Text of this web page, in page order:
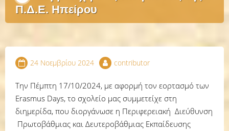
Π.Δ.Ε. Ηπείρου
24 Νοεμβρίου 2024 contributor
Την Πέμπτη 17/10/2024, με αφορμή τον εορτασμό των
Erasmus Days, το σχολείο μας συμμετείχε στη
διημερίδα, που διοργάνωσε η Περιφερειακή Διεύθυνση
Πρωτοβάθμιας και Δευτεροβάθμιας Εκπαίδευσης